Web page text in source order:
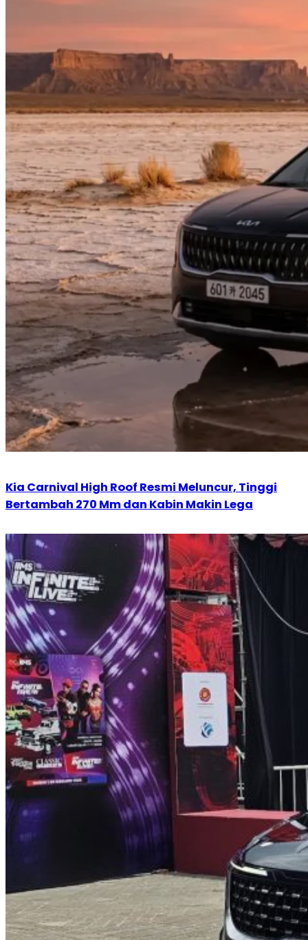
Kia Carnival High Roof Resmi Meluncur, Tinggi
Bertambah 270 Mm dan Kabin Makin Lega